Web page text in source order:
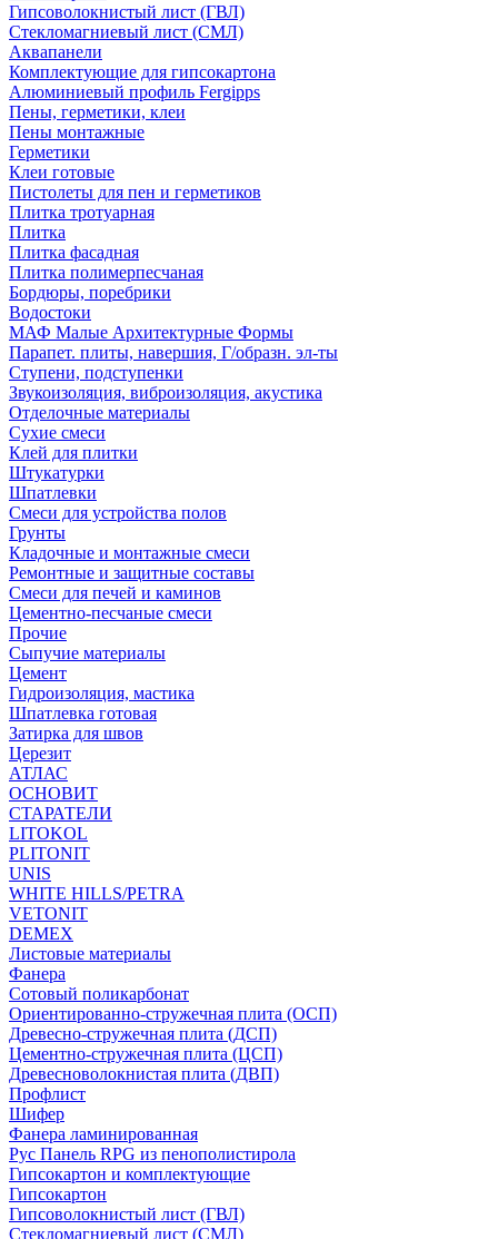
Гипсоволокнистый лист (ГВЛ)
Стекломагниевый лист (СМЛ)
Аквапанели
Комплектующие для гипсокартона
Алюминиевый профиль Fergipps
Пены, герметики, клеи
Пены монтажные
Герметики
Клеи готовые
Пистолеты для пен и герметиков
Плитка тротуарная
Плитка
Плитка фасадная
Плитка полимерпесчаная
Бордюры, поребрики
Водостоки
МАФ Малые Архитектурные Формы
Парапет. плиты, навершия, Г/образн. эл-ты
Ступени, подступенки
Звукоизоляция, виброизоляция, акустика
Отделочные материалы
Сухие смеси
Клей для плитки
Штукатурки
Шпатлевки
Смеси для устройства полов
Грунты
Кладочные и монтажные смеси
Ремонтные и защитные составы
Смеси для печей и каминов
Цементно-песчаные смеси
Прочие
Сыпучие материалы
Цемент
Гидроизоляция, мастика
Шпатлевка готовая
Затирка для швов
Церезит
АТЛАС
ОСНОВИТ
СТАРАТЕЛИ
LITOKOL
PLITONIT
UNIS
WHITE HILLS/PETRA
VETONIT
DEMEX
Листовые материалы
Фанера
Сотовый поликарбонат
Ориентированно-стружечная плита (ОСП)
Древесно-стружечная плита (ДСП)
Цементно-стружечная плита (ЦСП)
Древесноволокнистая плита (ДВП)
Профлист
Шифер
Фанера ламинированная
Рус Панель RPG из пенополистирола
Гипсокартон и комплектующие
Гипсокартон
Гипсоволокнистый лист (ГВЛ)
Стекломагниевый лист (СМЛ)